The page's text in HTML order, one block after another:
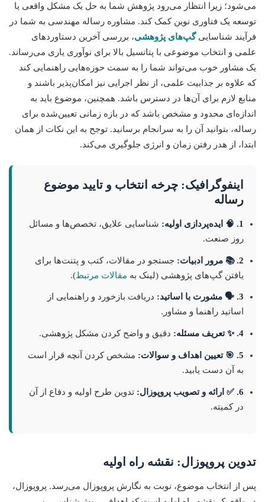
می‌شود؛ زیرا انتظار می‌رود پژوهش شما به حل یک مشکل واقعی یا
توسعه یک فناوری نوین کمک کند. مشاوره رساله مهندسی به شما در
فرآیند شناساییگپ‌های پژوهشی، بررسی آخرین دستاوردهای
علمی و انتخاب موضوعی با پتانسیل بالا برای نوآوری یاری می‌رساند.
یک مشاور خوب می‌تواند شما را به سمت حوزه‌هایی راهنمایی کند
که علاوه بر جذابیت علمی، از نظر اجرایی نیز امکان‌پذیر باشند و
منابع لازم برای آن‌ها در دسترس باشد. همچنین، موضوع باید به
اندازه‌ای محدود و مشخص باشد که در بازه زمانی تعیین‌شده برای
رساله، بتوانید آن را به سرانجام برسانید. توجح به این نکات از همان
ابتدا، از هدر رفتن زمان و انرژی جلوگیری می‌کند.
اینفوگرافیک: چرخه انتخاب و تایید موضوع
رساله
1. 🧠 ایده‌پردازی اولیه:
شناسایی علایق، تخصص‌ها و مسائل
روز صنعت.
2. 📚 مرور ادبیات:
جستجو در مقالات، کتب و پتنت‌ها برای
یافتن گپ‌های پژوهشی (لینک به مقالات مرتبط).
3. 🗣️ مشورت با اساتید:
دریافت بازخورد و راهنمایی از
اساتید راهنما و مشاور.
4. ✨ تعریف مسئله: دقیق و واضح کردن مشکل پژوهشی.
5. 🎯 تعیین اهداف و سوالات:
مشخص کردن آنچه قرار است
به آن دست یابید.
6. ✅ ارائه و تصویب پروپوزال:
تدوین طرح اولیه و دفاع از آن
در کمیته.
تدوین پروپوزال: نقشه راه اولیه
پس از انتخاب موضوع، نوبت به نگارش پروپوزال می‌رسد. پروپوزال،